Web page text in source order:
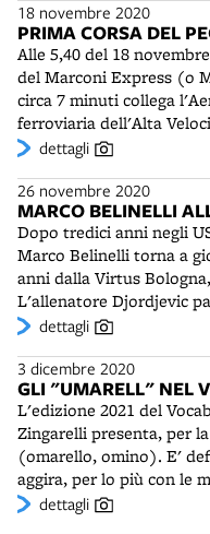
di lavoro, salute o
autocertificazione. I bar,
la loro attività all'asporto
attività commerciali
previste dalle ordinanze
limitare gli
vendita sono chiuse nei
giorni festivi si
L'attività sportiva è
centrali.
18 novembre 2020
PRIMA CORSA DEL
Alle 5,40 del 18
del Marconi Express (o
circa 7 minuti collega
ferroviaria dell'Alta
completamente
A14 e la tangenziale,
Lazzaretto. Progettata
Iosa Ghini,
dalla Marconi Express
senza contestazioni - il
suo esercizio in piena
all'epidemia di Covid-19,
drasticamente ridotto.
navetta e con una corsa
limitata al 50% dei posti
mascherina.
dettagli
26 novembre 2020
MARCO BELINELLI
Dopo tredici anni negli
Marco Belinelli torna a
anni dalla Virtus
L'allenatore Djordjevic
degli ultimi quarant'anni
americana Belinelli
Fortitudo. E' l'unico
titolo Nba e la
Three-point Shootout).
scelto di vestire la
portato fortuna a San
optato per il 18, con il
dettagli
3 dicembre 2020
GLI "UMARELL" NEL
L'edizione 2021 del
Zingarelli presenta, per
(omarello, omino). E'
aggira, per lo più con le
cantieri di lavoro,
dettagli